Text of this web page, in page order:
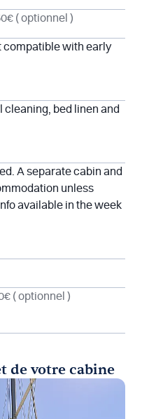
( optionnel )
compatible with early
bed linen and
A separate cabin and
unless
available in the week
( optionnel )
de votre cabine